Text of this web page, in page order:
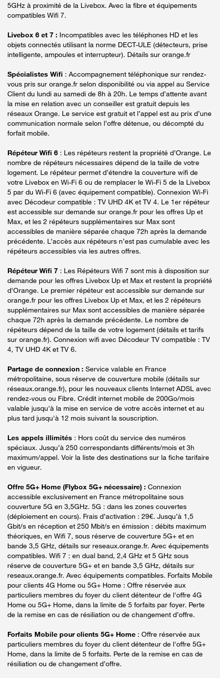
5GHz à proximité de la Livebox. Avec la fibre et équipements
compatibles Wifi 7.
Livebox 6 et 7 : Incompatibles avec les téléphones HD et les
objets connectés utilisant la norme DECT-ULE (détecteurs, prise
intelligente, ampoules et interrupteur). Détails sur orange.fr
Spécialistes Wifi : Accompagnement téléphonique sur rendez-
vous pris sur orange.fr selon disponibilité ou via appel au Service
Client du lundi au samedi de 8h à 20h. Le temps d’attente avant
la mise en relation avec un conseiller est gratuit depuis les
réseaux Orange. Le service est gratuit et l’appel est au prix d’une
communication normale selon l’offre détenue, ou décompté du
forfait mobile.
Répéteur Wifi 6 : Les répéteurs restent la propriété d’Orange. Le
nombre de répéteurs nécessaires dépend de la taille de votre
logement. Le répéteur permet d’étendre la couverture wifi de
votre Livebox en Wi-Fi 6 ou de remplacer le Wi-Fi 5 de la Livebox
5 par du Wi-Fi 6 (avec équipement compatible). Connexion Wi-Fi
avec Décodeur compatible : TV UHD 4K et TV 4. Le 1er répéteur
est accessible sur demande sur orange.fr pour les offres Up et
Max, et les 2 répéteurs supplémentaires sur Max sont
accessibles de manière séparée chaque 72h après la demande
précédente. L’accès aux répéteurs n’est pas cumulable avec les
répéteurs accessibles via les autres offres.
Répéteur Wifi 7 : Les Répéteurs Wifi 7 sont mis à disposition sur
demande pour les offres Livebox Up et Max et restent la propriété
d'Orange. Le premier répéteur est accessible sur demande sur
orange.fr pour les offres Livebox Up et Max, et les 2 répéteurs
supplémentaires sur Max sont accessibles de manière séparée
chaque 72h après la demande précédente. Le nombre de
répéteurs dépend de la taille de votre logement (détails et tarifs
sur orange.fr). Connexion wifi avec Décodeur TV compatible : TV
4, TV UHD 4K et TV 6.
Partage de connexion : Service valable en France
métropolitaine, sous réserve de couverture mobile (détails sur
réseaux.orange.fr), pour les nouveaux clients Internet ADSL avec
rendez-vous ou Fibre. Crédit internet mobile de 200Go/mois
valable jusqu'à la mise en service de votre accès internet et au
plus tard jusqu'à 12 mois suivant la souscription.
Les appels illimités : Hors coût du service des numéros
spéciaux. Jusqu’à 250 correspondants différents/mois et 3h
maximum/appel. Voir la liste des destinations sur la fiche tarifaire
en vigueur.
Offre 5G+ Home (Flybox 5G+ nécessaire) : Connexion
accessible exclusivement en France métropolitaine sous
couverture 5G en 3,5GHz. 5G : dans les zones couvertes
(déploiement en cours). Frais d’activation : 29€. Jusqu’à 1,5
Gbit/s en réception et 250 Mbit/s en émission : débits maximum
théoriques, en Wifi 7, sous réserve de couverture 5G+ et en
bande 3,5 GHz, détails sur reseaux.orange.fr. Avec équipements
compatibles. Wifi 7 : en dual band, 2,4 GHz et 5 GHz sous
réserve de couverture 5G+ et en bande 3,5 GHz, détails sur
reseaux.orange.fr. Avec équipements compatibles. Forfaits Mobile
pour clients 4G Home ou 5G+ Home : Offre réservée aux
particuliers membres du foyer du client détenteur de l'offre 4G
Home ou 5G+ Home, dans la limite de 5 forfaits par foyer. Perte
de la remise en cas de résiliation ou de changement d’offre.
Forfaits Mobile pour clients 5G+ Home : Offre réservée aux
particuliers membres du foyer du client détenteur de l'offre 5G+
Home, dans la limite de 5 forfaits. Perte de la remise en cas de
résiliation ou de changement d’offre.